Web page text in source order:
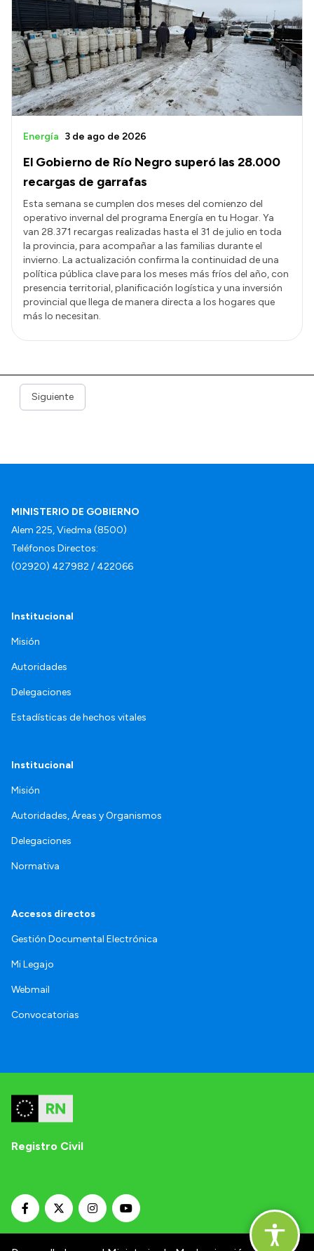
El Gobierno de Río Negro superó las 28.000
recargas de garrafas
Energía 3 de ago de 2026
Esta semana se cumplen dos meses del comienzo del
operativo invernal del programa Energía en tu Hogar. Ya
van 28.371 recargas realizadas hasta el 31 de julio en toda
la provincia, para acompañar a las familias durante el
invierno. La actualización confirma la continuidad de una
política pública clave para los meses más fríos del año, con
presencia territorial, planificación logística y una inversión
provincial que llega de manera directa a los hogares que
más lo necesitan.
Siguiente
MINISTERIO DE GOBIERNO
Alem 225, Viedma (8500)
Teléfonos Directos:
(02920) 427982 / 422066
Institucional
Misión
Autoridades
Delegaciones
Estadísticas de hechos vitales
Institucional
Misión
Autoridades, Áreas y Organismos
Delegaciones
Normativa
Accesos directos
Gestión Documental Electrónica
Mi Legajo
Webmail
Convocatorias
Registro Civil